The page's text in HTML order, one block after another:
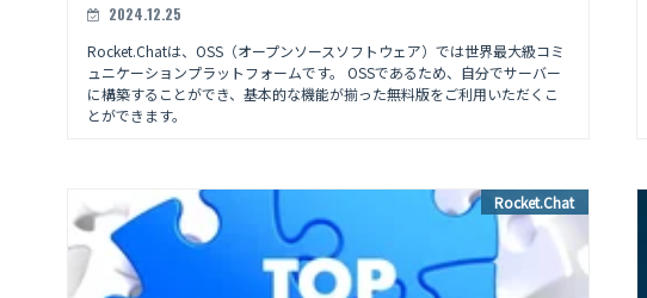
2024.12.25
Rocket.Chatは、OSS（オープンソースソフトウェア）では世界最大級コミ
ュニケーションプラットフォームです。 OSSであるため、自分でサーバー
に構築することができ、基本的な機能が揃った無料版をご利用いただくこ
とができます。
Rocket.Chat